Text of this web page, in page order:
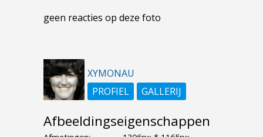
geen reacties op deze foto
XYMONAU
PROFIEL
GALLERIJ
Afbeeldingseigenschappen